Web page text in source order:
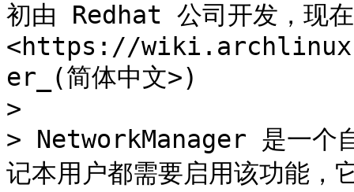
初由 Redhat 公司开发，现在
<https://
er_(简体中文>)
>
> NetworkManager 是一个
记本用户都需要启用该功能，